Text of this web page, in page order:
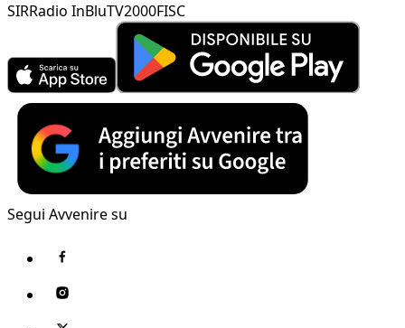
SIRRadio InBluTV2000FISC
Segui Avvenire su